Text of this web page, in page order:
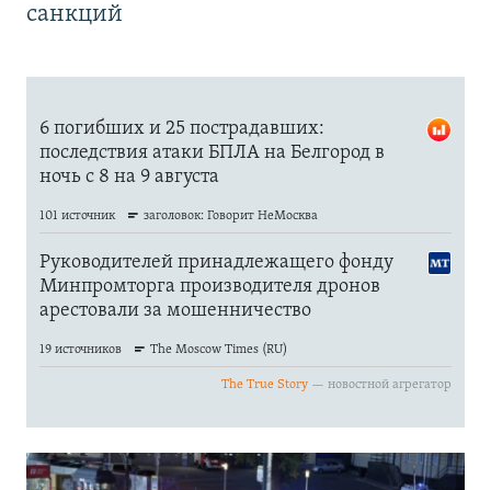
санкций